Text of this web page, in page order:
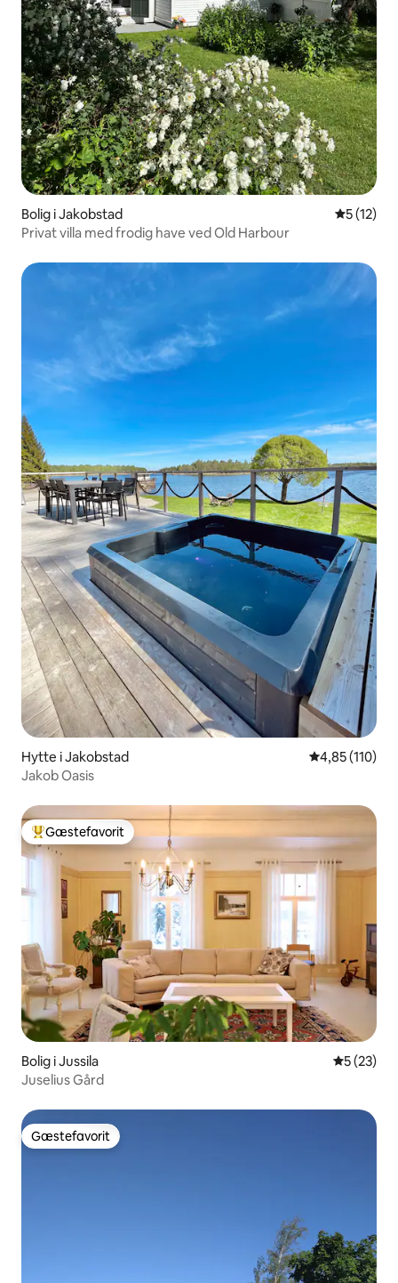
Bolig i Jakobstad 5 ud af 5
5 (12)
Privat villa med frodig have ved Old Harbour
Hytte i Jakobstad 4,85 ud af 5 i
4,85 (110)
Jakob Oasis
Bedste gæstefavorit
Gæstefavorit
Bolig i Jussila 5 ud af 5 i
5 (23)
Juselius Gård
Gæstefavorit
Gæstefavorit